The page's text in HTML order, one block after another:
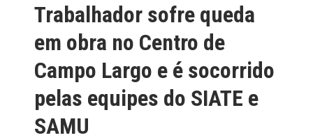
Trabalhador sofre queda
em obra no Centro de
Campo Largo e é socorrido
pelas equipes do SIATE e
SAMU